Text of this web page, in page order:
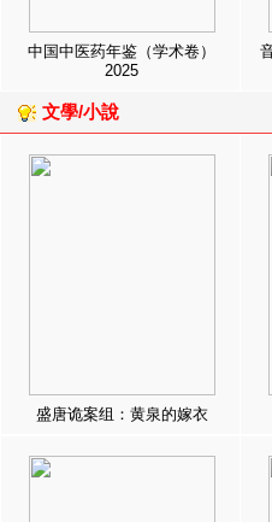
中国中医药年鉴（学术卷）
2025
文學/小說
盛唐诡案组：黄泉的嫁衣